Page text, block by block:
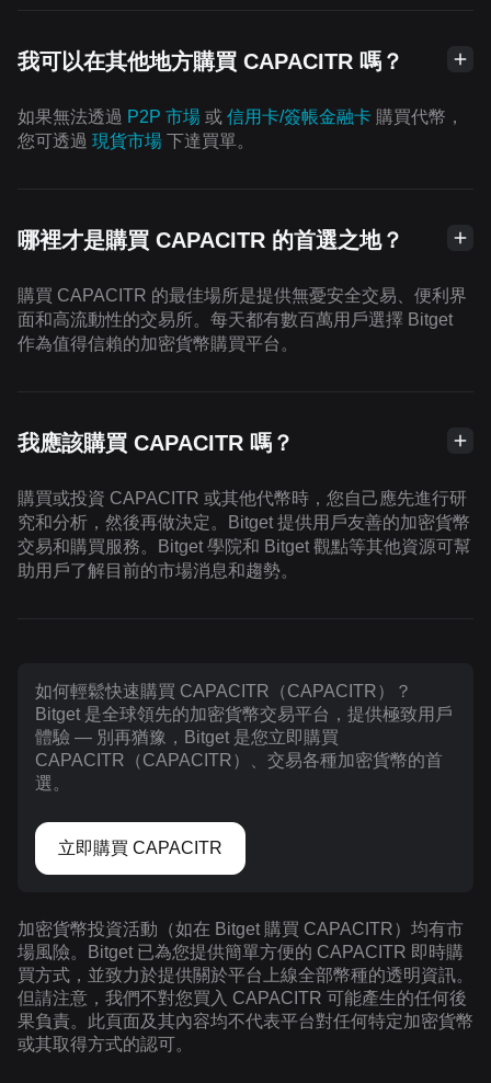
我可以在其他地方購買 CAPACITR 嗎？
如果無法透過 P2P 市場 或 信用卡/簽帳金融卡 購買代幣，
您可透過 現貨市場 下達買單。
哪裡才是購買 CAPACITR 的首選之地？
購買 CAPACITR 的最佳場所是提供無憂安全交易、便利界
面和高流動性的交易所。每天都有數百萬用戶選擇 Bitget
作為值得信賴的加密貨幣購買平台。
我應該購買 CAPACITR 嗎？
購買或投資 CAPACITR 或其他代幣時，您自己應先進行研
究和分析，然後再做決定。Bitget 提供用戶友善的加密貨幣
交易和購買服務。Bitget 學院和 Bitget 觀點等其他資源可幫
助用戶了解目前的市場消息和趨勢。
如何輕鬆快速購買 CAPACITR（CAPACITR）？
Bitget 是全球領先的加密貨幣交易平台，提供極致用戶
體驗 — 別再猶豫，Bitget 是您立即購買
CAPACITR（CAPACITR）、交易各種加密貨幣的首
選。
立即購買 CAPACITR
加密貨幣投資活動（如在 Bitget 購買 CAPACITR）均有市
場風險。Bitget 已為您提供簡單方便的 CAPACITR 即時購
買方式，並致力於提供關於平台上線全部幣種的透明資訊。
但請注意，我們不對您買入 CAPACITR 可能產生的任何後
果負責。此頁面及其內容均不代表平台對任何特定加密貨幣
或其取得方式的認可。